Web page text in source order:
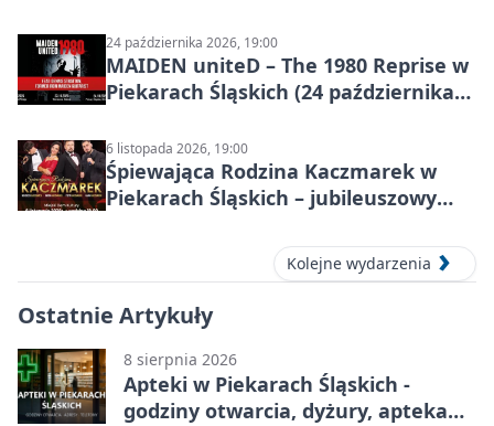
24 października 2026, 19:00
MAIDEN uniteD – The 1980 Reprise w
Piekarach Śląskich (24 października
6 listopada 2026, 19:00
Śpiewająca Rodzina Kaczmarek w
Piekarach Śląskich – jubileuszowy
Kolejne wydarzenia
Ostatnie Artykuły
8 sierpnia 2026
Apteki w Piekarach Śląskich -
godziny otwarcia, dyżury, apteka